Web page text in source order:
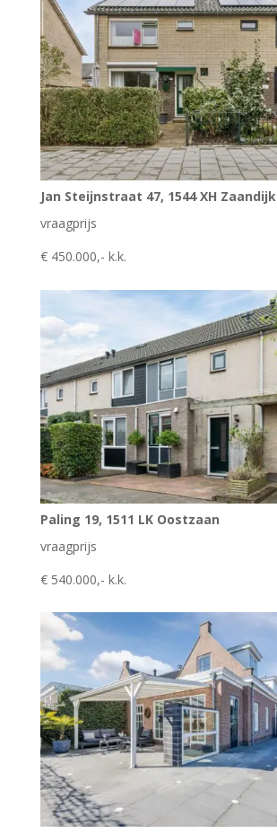
Jan Steijnstraat 47, 1544 XH Zaandijk
vraagprijs
€ 450.000,- k.k.
Paling 19, 1511 LK Oostzaan
vraagprijs
€ 540.000,- k.k.